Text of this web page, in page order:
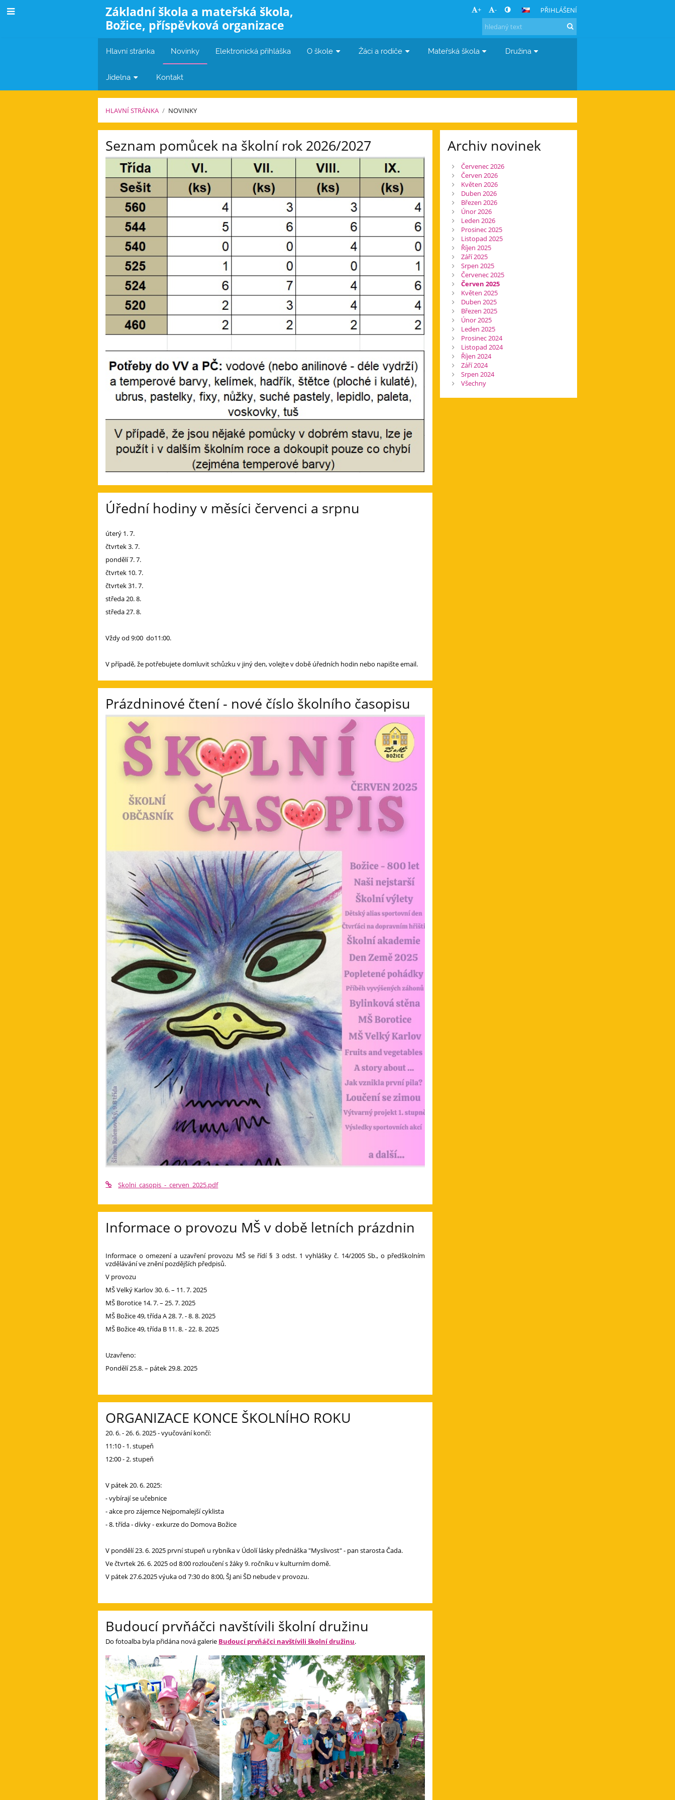
Základní škola a mateřská škola,
Božice, příspěvková organizace
+ - PŘIHLÁŠENÍ
Hlavní stránka Novinky Elektronická přihláška O škole Žáci a rodiče Mateřská škola Družina
Jídelna Kontakt
HLAVNÍ STRÁNKA / NOVINKY
Novinky
Seznam pomůcek na školní rok 2026/2027
Úřední hodiny v měsíci červenci a srpnu
úterý 1. 7.
čtvrtek 3. 7.
pondělí 7. 7.
čtvrtek 10. 7.
čtvrtek 31. 7.
středa 20. 8.
středa 27. 8.
Vždy od 9:00 do11:00.
V případě, že potřebujete domluvit schůzku v jiný den, volejte v době úředních hodin nebo napište email.
Prázdninové čtení - nové číslo školního časopisu
Skolni_casopis_-_cerven_2025.pdf
Informace o provozu MŠ v době letních prázdnin
Informace o omezení a uzavření provozu MŠ se řídí § 3 odst. 1 vyhlášky č. 14/2005 Sb., o předškolním
vzdělávání ve znění pozdějších předpisů.
V provozu
MŠ Velký Karlov 30. 6. – 11. 7. 2025
MŠ Borotice 14. 7. – 25. 7. 2025
MŠ Božice 49, třída A 28. 7. - 8. 8. 2025
MŠ Božice 49, třída B 11. 8. - 22. 8. 2025
Uzavřeno:
Pondělí 25.8. – pátek 29.8. 2025
ORGANIZACE KONCE ŠKOLNÍHO ROKU
20. 6. - 26. 6. 2025 - vyučování končí:
11:10 - 1. stupeň
12:00 - 2. stupeň
V pátek 20. 6. 2025:
- vybírají se učebnice
- akce pro zájemce Nejpomalejší cyklista
-8. třída - dívky - exkurze do Domova Božice
V pondělí 23. 6. 2025 první stupeň u rybníka v Údolí lásky přednáška "Myslivost" - pan starosta Čada.
Ve čtvrtek 26. 6. 2025 od 8:00 rozloučení s žáky 9. ročníku v kulturním domě.
V pátek 27.6.2025 výuka od 7:30 do 8:00, ŠJ ani ŠD nebude v provozu.
Budoucí prvňáčci navštívili školní družinu
Do fotoalba byla přidána nová galerie Budoucí prvňáčci navštívili školní družinu.
Archiv novinek
Červenec 2026
Červen 2026
Květen 2026
Duben 2026
Březen 2026
Únor 2026
Leden 2026
Prosinec 2025
Listopad 2025
Říjen 2025
Září 2025
Srpen 2025
Červenec 2025
Červen 2025
Květen 2025
Duben 2025
Březen 2025
Únor 2025
Leden 2025
Prosinec 2024
Listopad 2024
Říjen 2024
Září 2024
Srpen 2024
Všechny